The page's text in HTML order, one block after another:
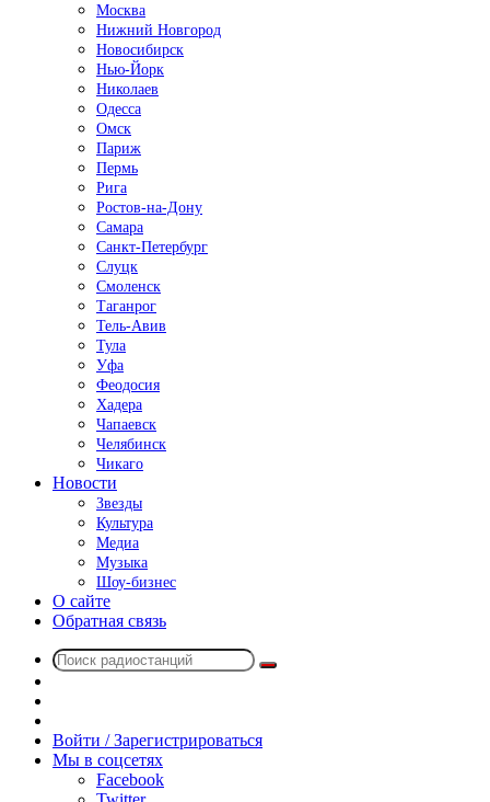
Москва
Нижний Новгород
Новосибирск
Нью-Йорк
Николаев
Одесса
Омск
Париж
Пермь
Рига
Ростов-на-Дону
Самара
Санкт-Петербург
Слуцк
Смоленск
Таганрог
Тель-Авив
Тула
Уфа
Феодосия
Хадера
Чапаевск
Челябинск
Чикаго
Новости
Звезды
Культура
Медиа
Музыка
Шоу-бизнес
О сайте
Обратная связь
Поиск
радио
Войти / Зарегистрироваться
Мы в соцсетях
Facebook